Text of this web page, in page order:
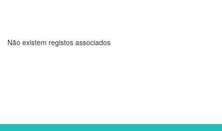
Não existem registos associados